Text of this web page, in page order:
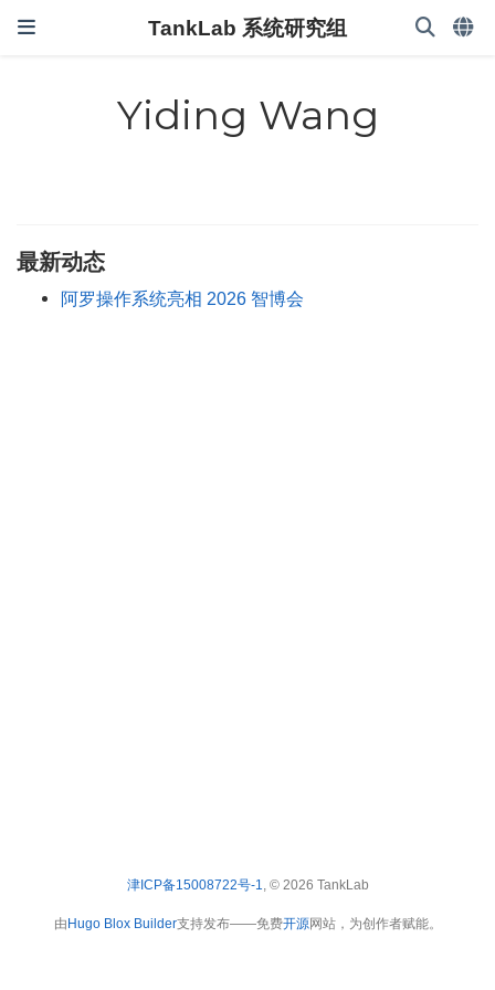
TankLab 系统研究组
Yiding Wang
最新动态
阿罗操作系统亮相 2026 智博会
津ICP备15008722号-1, © 2026 TankLab
由 Hugo Blox Builder支持发布——免费开源网站，为创作者赋能。